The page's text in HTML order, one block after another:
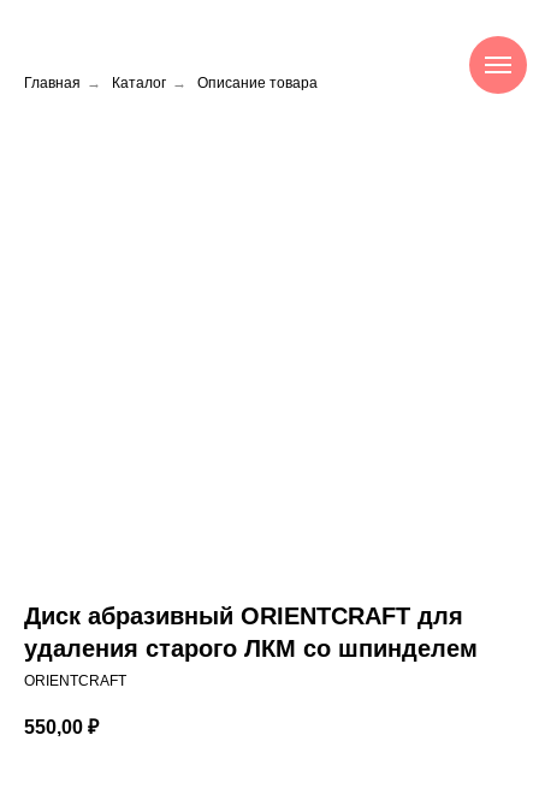
Главная → Каталог → Описание товара
Диск абразивный ORIENTCRAFT для
удаления старого ЛКМ со шпинделем
ORIENTCRAFT
550,00 ₽